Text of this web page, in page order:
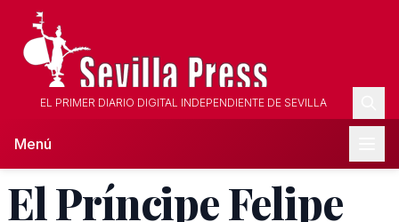
EL PRIMER DIARIO DIGITAL INDEPENDIENTE DE SEVILLA
Menú
El Príncipe Felipe